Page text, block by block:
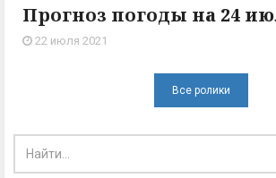
Прогноз погоды на 24
22 июля 2021
Все ролики